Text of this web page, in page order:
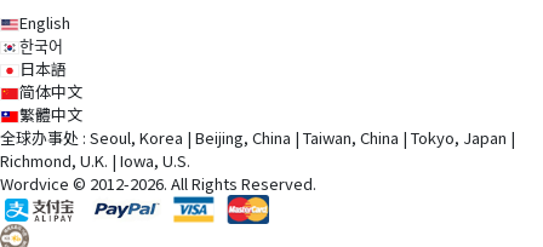
English
한국어
日本語
简体中文
繁體中文
全球办事处 : Seoul, Korea | Beijing, China | Taiwan, China | Tokyo, Japan |
Richmond, U.K. | Iowa, U.S.
Wordvice © 2012-2026. All Rights Reserved.